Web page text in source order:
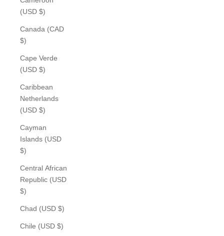
(USD $)
Canada (CAD
$)
Cape Verde
(USD $)
Caribbean
Netherlands
(USD $)
Cayman
Islands (USD
$)
Central African
Republic (USD
$)
Chad (USD $)
Chile (USD $)